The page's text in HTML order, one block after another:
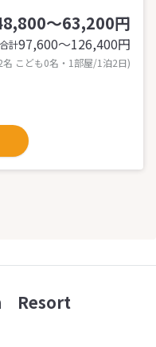
～63,200円
計97,600〜126,400円
名 こども0名・1部屋/1泊2日)
Resort